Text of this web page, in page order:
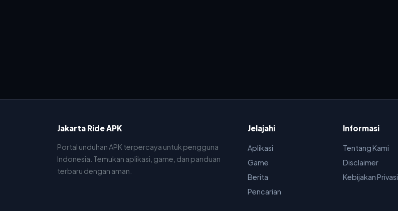
Jakarta Ride APK
Portal unduhan APK terpercaya untuk pengguna
Indonesia. Temukan aplikasi, game, dan panduan
terbaru dengan aman.
Jelajahi
Aplikasi
Game
Berita
Pencarian
Informasi
Tentang Kami
Disclaimer
Kebijakan Privasi